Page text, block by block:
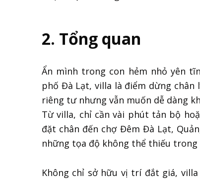
2. Tổng quan
Ẩn mình trong con hẻm nhỏ yên
phố Đà Lạt, villa là điểm dừng
riêng tư nhưng vẫn muốn dễ dàng
Từ villa, chỉ cần vài phút tản bộ
đặt chân đến chợ Đêm Đà Lạt,
những tọa độ không thể thiếu
Không chỉ sở hữu vị trí đắt giá,